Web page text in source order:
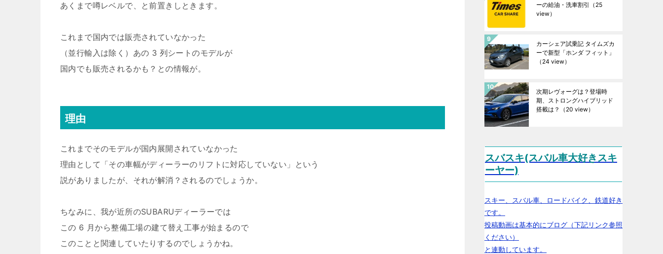
あくまで噂レベルで、と前置きしときます。
これまで国内では販売されていなかった
（並行輸入は除く）あの 3 列シートのモデルが
国内でも販売されるかも？との情報が。
理由
これまでそのモデルが国内展開されていなかった
理由として「その車幅がディーラーのリフトに対応していない」という
説がありましたが、それが解消？されるのでしょうか。
ちなみに、我が近所のSUBARUディーラーでは
この 6 月から整備工場の建て替え工事が始まるので
このことと関連していたりするのでしょうかね。
ーの給油・洗車割引 （25
view）
カーシェア試乗記 タイムズカ
ーで新型「ホンダ フィット」
（24 view）
次期レヴォーグは？登場時
期、ストロングハイブリッド
搭載は？
（20 view）
スバスキ(スバル車大好きスキ
ーヤー)
スキー、スバル車、ロードバイク、鉄道好き
です。
投稿動画は基本的にブログ（下記リンク参照
ください）
と連動しています。